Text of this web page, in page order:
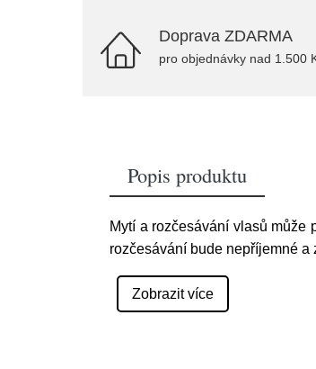
Doprava ZDARMA
pro objednávky nad 1.500
Popis produktu
Mytí a rozčesávání vlasů může
rozčesávání bude nepříjemné a
Zobrazit více